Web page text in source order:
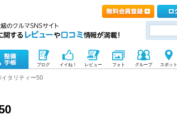
ブログ イイね！ レビュー フォト グループ スポット
イタリティー50